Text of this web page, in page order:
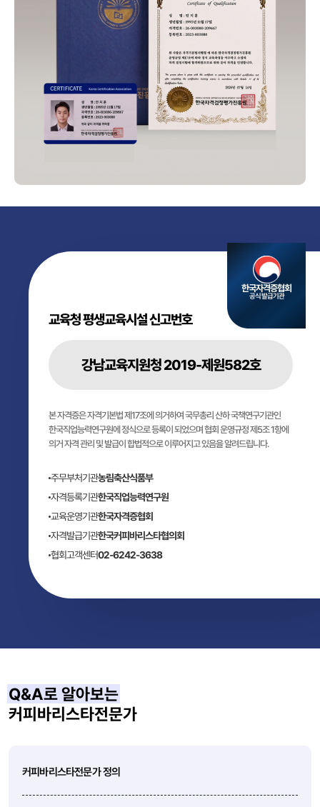
한국자격증협회
공식 발급기관
교육청 평생교육시설 신고번호
강남교육지원청 2019-제원582호
본 자격증은 자격기본법 제17조에 의거하여 국무총리 산하 국책연구기관인
한국직업능력연구원에 정식으로 등록이 되었으며 협회 운영규정 제5조 1항에
의거 자격 관리 및 발급이 합법적으로 이루어지고 있음을 알려드립니다.
주무부처기관농림축산식품부
자격등록기관한국직업능력연구원
교육운영기관한국자격증협회
자격발급기관한국커피바리스타협의회
협회고객센터02-6242-3638
Q&A로 알아보는
커피바리스타전문가
커피바리스타전문가 정의